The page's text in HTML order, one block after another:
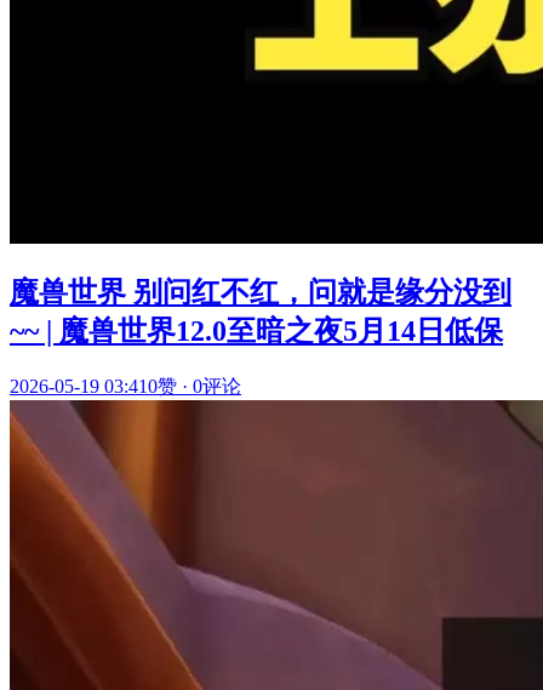
魔兽世界 别问红不红，问就是缘分没到
~~ | 魔兽世界12.0至暗之夜5月14日低保
2026-05-19 03:410赞 · 0评论